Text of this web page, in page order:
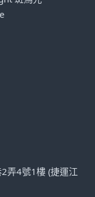
弄4號1樓 (捷運江